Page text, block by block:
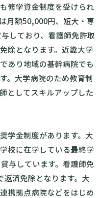
修学資金制度を受けられ
月額50,000円、短大・専
しており、看護師免許取
除となります。近畿大学
あり地域の基幹病院でも
。大学病院のため教育制
としてスキルアップした
奨学金制度があります。大
校に在学している最終学
与しています。看護師免
済免除となります。大
携拠点病院などをはじめ